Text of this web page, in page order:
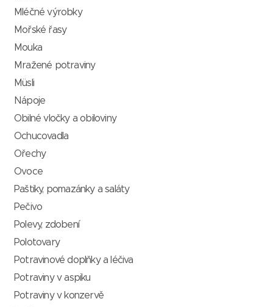
Mléčné výrobky
Mořské řasy
Mouka
Mražené potraviny
Müsli
Nápoje
Obilné vločky a obiloviny
Ochucovadla
Ořechy
Ovoce
Paštiky, pomazánky a saláty
Pečivo
Polevy, zdobení
Polotovary
Potravinové doplňky a léčiva
Potraviny v aspiku
Potraviny v konzervě